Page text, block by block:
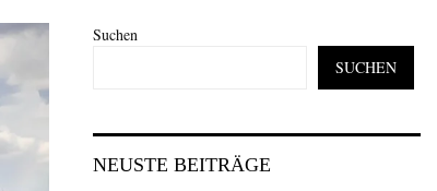
Suchen
SUCHEN
NEUSTE BEITRÄGE